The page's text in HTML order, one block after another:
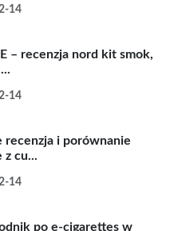
14
– recenzja nord kit smok,
14
recenzja i porównanie
z cu...
14
po e-cigarettes w